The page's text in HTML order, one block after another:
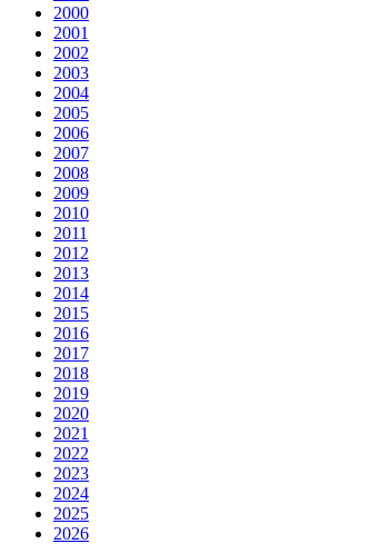
2000
2001
2002
2003
2004
2005
2006
2007
2008
2009
2010
2011
2012
2013
2014
2015
2016
2017
2018
2019
2020
2021
2022
2023
2024
2025
2026